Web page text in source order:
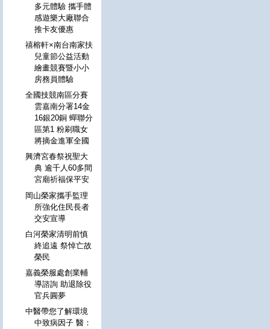
多元體驗 攜手體
感遊樂大廠聯合
推卡友優惠
禧榕軒×南台南家扶
兒童節公益活動
繪畫競賽暨小小
房務員體驗
全國技競南區分賽
雲嘉南分署14金
16銀20銅 蟬聯分
區第1 粉刷職女
將摘金進軍全國
興濟宮春祭祝聖大
典 逾千人60多間
宮廟祈福保平安
岡山榮家攜手監理
所強化住民長者
交安宣導
白河榮家清明前慎
終追遠 祭悼亡故
榮民
嘉義榮服處創業輔
導諮詢 助退除役
官兵圓夢
中醫帶您了解環境
中致病因子 醫：